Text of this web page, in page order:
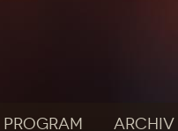
PROGRAM ARCHIV